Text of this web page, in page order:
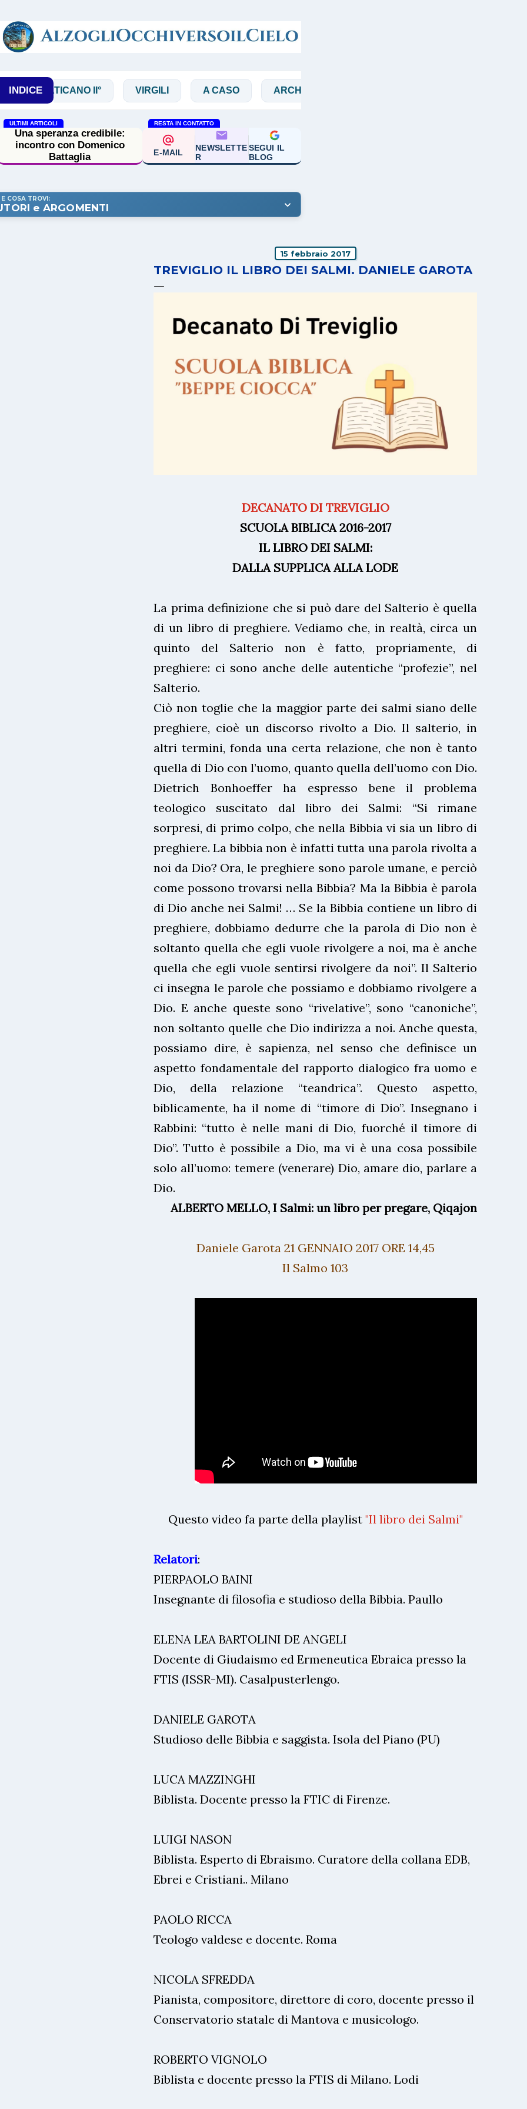
INDICE
VATICANO II° VIRGILI A CASO ARCHIVIO
ULTIMI ARTICOLI
Una speranza credibile:
incontro con Domenico
Battaglia
RESTA IN CONTATTO
E-MAIL
NEWSLETTE
R
SEGUI IL
BLOG
E COSA TROVI:
e ARGOMENTI
15 febbraio 2017
TREVIGLIO IL LIBRO DEI SALMI. DANIELE GAROTA
DECANATO DI TREVIGLIO
SCUOLA BIBLICA 2016-2017
IL LIBRO DEI SALMI:
DALLA SUPPLICA ALLA LODE
La prima definizione che si può dare del Salterio è quella
di un libro di preghiere. Vediamo che, in realtà, circa un
quinto del Salterio non è fatto, propriamente, di
preghiere: ci sono anche delle autentiche “profezie”, nel
Salterio.
Ciò non toglie che la maggior parte dei salmi siano delle
preghiere, cioè un discorso rivolto a Dio. Il salterio, in
altri termini, fonda una certa relazione, che non è tanto
quella di Dio con l’uomo, quanto quella dell’uomo con Dio.
Dietrich Bonhoeffer ha espresso bene il problema
teologico suscitato dal libro dei Salmi: “Si rimane
sorpresi, di primo colpo, che nella Bibbia vi sia un libro di
preghiere. La bibbia non è infatti tutta una parola rivolta a
noi da Dio? Ora, le preghiere sono parole umane, e perciò
come possono trovarsi nella Bibbia? Ma la Bibbia è parola
di Dio anche nei Salmi! … Se la Bibbia contiene un libro di
preghiere, dobbiamo dedurre che la parola di Dio non è
soltanto quella che egli vuole rivolgere a noi, ma è anche
quella che egli vuole sentirsi rivolgere da noi”. Il Salterio
ci insegna le parole che possiamo e dobbiamo rivolgere a
Dio. E anche queste sono “rivelative”, sono “canoniche”,
non soltanto quelle che Dio indirizza a noi. Anche questa,
possiamo dire, è sapienza, nel senso che definisce un
aspetto fondamentale del rapporto dialogico fra uomo e
Dio, della relazione “teandrica”. Questo aspetto,
biblicamente, ha il nome di “timore di Dio”. Insegnano i
Rabbini: “tutto è nelle mani di Dio, fuorché il timore di
Dio”. Tutto è possibile a Dio, ma vi è una cosa possibile
solo all’uomo: temere (venerare) Dio, amare dio, parlare a
Dio.
ALBERTO MELLO, I Salmi: un libro per pregare, Qiqajon
Daniele Garota 21 GENNAIO 2017 ORE 14,45
Il Salmo 103
Questo video fa parte della playlist "Il libro dei Salmi"
Relatori:
PIERPAOLO BAINI
Insegnante di filosofia e studioso della Bibbia. Paullo
ELENA LEA BARTOLINI DE ANGELI
Docente di Giudaismo ed Ermeneutica Ebraica presso la
FTIS (ISSR-MI). Casalpusterlengo.
DANIELE GAROTA
Studioso delle Bibbia e saggista. Isola del Piano (PU)
LUCA MAZZINGHI
Biblista. Docente presso la FTIC di Firenze.
LUIGI NASON
Biblista. Esperto di Ebraismo. Curatore della collana EDB,
Ebrei e Cristiani.. Milano
PAOLO RICCA
Teologo valdese e docente. Roma
NICOLA SFREDDA
Pianista, compositore, direttore di coro, docente presso il
Conservatorio statale di Mantova e musicologo.
ROBERTO VIGNOLO
Biblista e docente presso la FTIS di Milano. Lodi